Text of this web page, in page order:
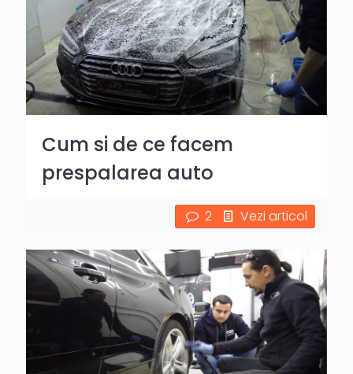
Cum si de ce facem
prespalarea auto
2 Vezi articol